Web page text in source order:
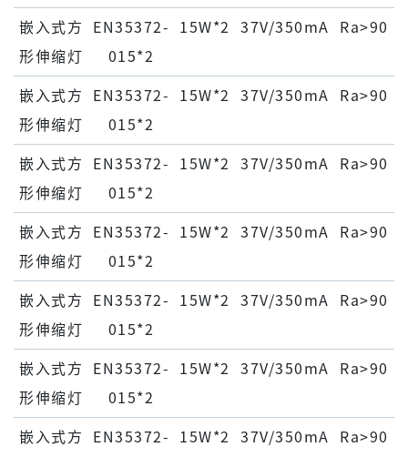
嵌⼊式⽅
形伸缩灯
EN35372-
015*2
15W*2 37V/350mA Ra>90
嵌⼊式⽅
形伸缩灯
EN35372-
015*2
15W*2 37V/350mA Ra>90
嵌⼊式⽅
形伸缩灯
EN35372-
015*2
15W*2 37V/350mA Ra>90
嵌⼊式⽅
形伸缩灯
EN35372-
015*2
15W*2 37V/350mA Ra>90
嵌⼊式⽅
形伸缩灯
EN35372-
015*2
15W*2 37V/350mA Ra>90
嵌⼊式⽅
形伸缩灯
EN35372-
015*2
15W*2 37V/350mA Ra>90
嵌⼊式⽅
EN35372-
15W*2 37V/350mA Ra>90